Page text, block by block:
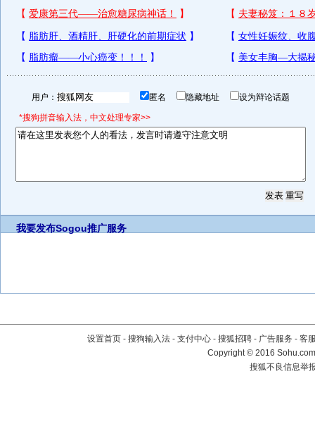
用户： 匿名 隐藏地址 设为辩论话题
*搜狗拼音输入法，中文处理专家>>
我要发布Sogou推广服务
设置首页 - 搜狗输入法 - 支付中心 - 搜狐招聘 - 广告服务 - 客
Copyright©2016
搜狐不良信息举